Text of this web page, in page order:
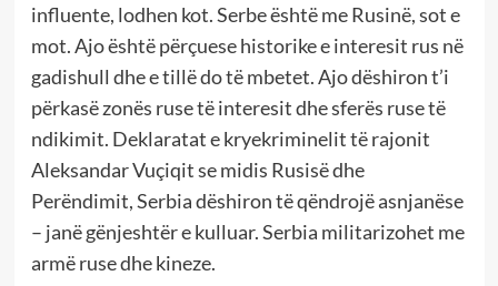
influente, lodhen kot. Serbe është me Rusinë, sot e
mot. Ajo është përçuese historike e interesit rus në
gadishull dhe e tillë do të mbetet. Ajo dëshiron t’i
përkasë zonës ruse të interesit dhe sferës ruse të
ndikimit. Deklaratat e kryekriminelit të rajonit
Aleksandar Vuçiqit se midis Rusisë dhe
Perëndimit, Serbia dëshiron të qëndrojë asnjanëse
– janë gënjeshtër e kulluar. Serbia militarizohet me
armë ruse dhe kineze.